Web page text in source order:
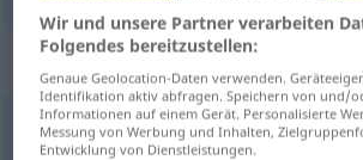
Synonyme für
einkassieren (ugs.),festnehmen,
Wir und unsere Partner verarbeiten
Folgendes bereitzustellen:
Genaue Geolocation-Daten verwenden.
Identifikation aktiv abfragen. Speichern von und/
Informationen auf einem Gerät. Personalisierte
Messung von Werbung und Inhalten,
Entwicklung von Dienstleistungen.